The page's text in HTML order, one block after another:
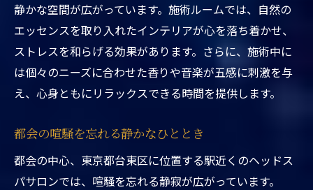
プロの技術で安心のリラックス
日常のストレスを解消するサロン
何度も訪れたくなる魅力的な場所
東京都台東区ヘッドスパ駅近くで叶える日常か
日常の中の非日常体験
駅近で手軽に行ける癒しの場
都会のオアシスで心のリフレッシュ
静かな空間が広がっています。施術ルームでは、自然の
エッセンスを取り入れたインテリアが心を落ち着かせ、
ストレスを和らげる効果があります。さらに、施術中に
は個々のニーズに合わせた香りや音楽が五感に刺激を与
え、心身ともにリラックスできる時間を提供します。
都会の喧騒を忘れる静かなひととき
都会の中心、東京都台東区に位置する駅近くのヘッドス
パサロンでは、喧騒を忘れる静寂が広がっています。